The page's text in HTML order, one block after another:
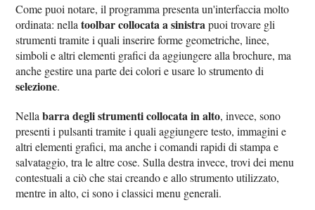
Come puoi notare, il programma presenta un'interfaccia molto
ordinata: nellatoolbar collocata a sinistrapuoi trovare gli
strumenti tramite i quali inserire forme geometriche, linee,
simboli e altri elementi grafici da aggiungere alla brochure, ma
anche gestire una parte dei colori e usare lo strumento di
selezione.
Nellabarra degli strumenti collocata in alto, invece, sono
presenti i pulsanti tramite i quali aggiungere testo, immagini e
altri elementi grafici, ma anche i comandi rapidi di stampa e
salvataggio, tra le altre cose. Sulla destra invece, trovi dei menu
contestuali a ciò che stai creando e allo strumento utilizzato,
mentre in alto, ci sono i classici menu generali.